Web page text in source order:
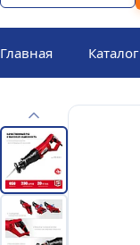
Главная Каталог